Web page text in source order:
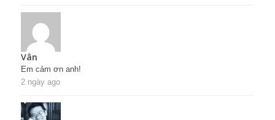
Vân
Em cảm ơn anh!
2 ngày ago